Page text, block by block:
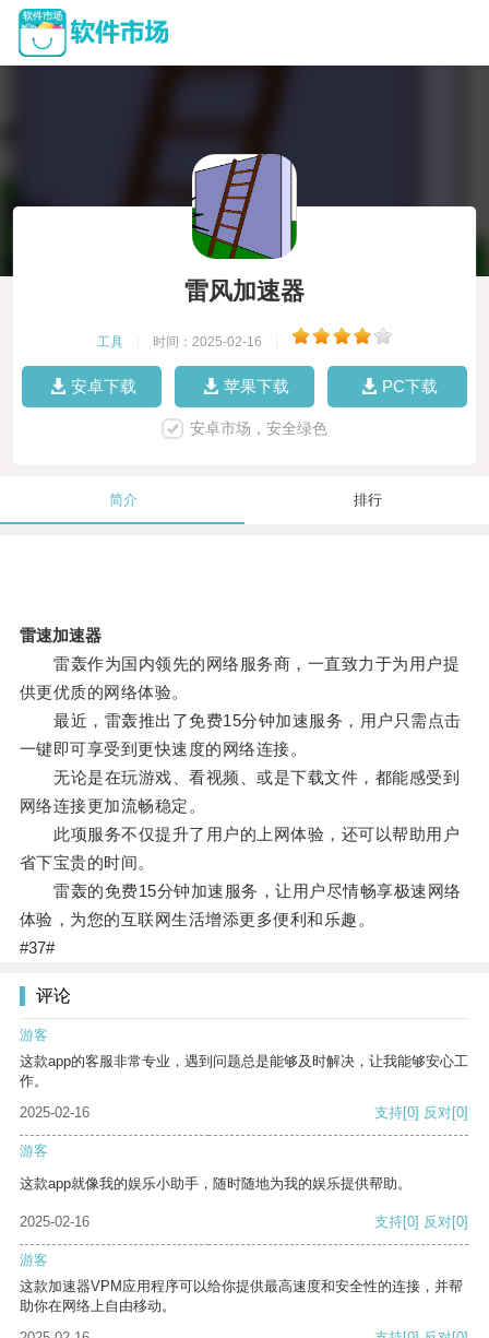
雷风加速器
工具 时间：2025-02-16
安卓下载 苹果下载 PC下载
安卓市场，安全绿色
简介 排行
雷速加速器
雷轰作为国内领先的网络服务商，一直致力于为用户提
供更优质的网络体验。
最近，雷轰推出了免费15分钟加速服务，用户只需点击
一键即可享受到更快速度的网络连接。
无论是在玩游戏、看视频、或是下载文件，都能感受到
网络连接更加流畅稳定。
此项服务不仅提升了用户的上网体验，还可以帮助用户
省下宝贵的时间。
雷轰的免费15分钟加速服务，让用户尽情畅享极速网络
体验，为您的互联网生活增添更多便利和乐趣。
#37#
评论
游客
这款app的客服非常专业，遇到问题总是能够及时解决，让我能够安心工
作。
2025-02-16
支持[0] 反对[0]
游客
这款app就像我的娱乐小助手，随时随地为我的娱乐提供帮助。
2025-02-16 支持[0] 反对[0]
游客
这款加速器VPM应用程序可以给你提供最高速度和安全性的连接，并帮
助你在网络上自由移动。